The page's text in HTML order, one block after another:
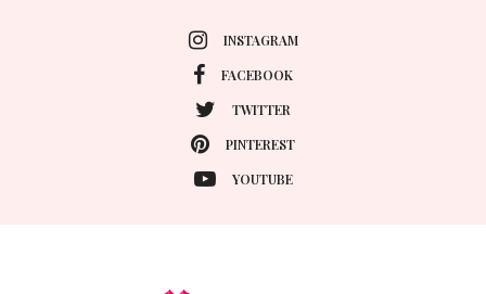
INSTAGRAM
FACEBOOK
TWITTER
PINTEREST
YOUTUBE